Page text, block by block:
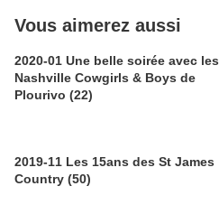
Vous aimerez aussi
2020-01 Une belle soirée avec les
Nashville Cowgirls & Boys de
Plourivo (22)
2019-11 Les 15ans des St James
Country (50)